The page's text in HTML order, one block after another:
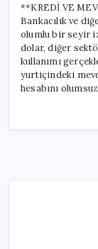
**KREDİ VE
Bankacılık ve
olumlu bir seyir
dolar, diğer
kullanımı
yurtiçindeki
hesabını